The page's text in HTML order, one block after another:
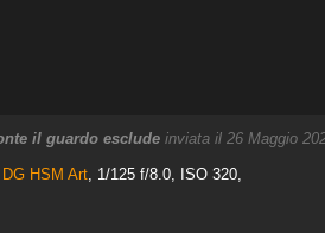
il guardo esclude inviata il 26 Maggio
HSM Art, 1/125 f/8.0, ISO 320,